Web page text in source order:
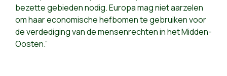
bezette gebieden nodig. Europa mag niet aarzelen
om haar economische hefbomen te gebruiken voor
de verdediging van de mensenrechten in het Midden-
Oosten.”